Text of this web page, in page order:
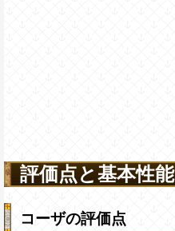
評価点と基本性能
コーザの評価点